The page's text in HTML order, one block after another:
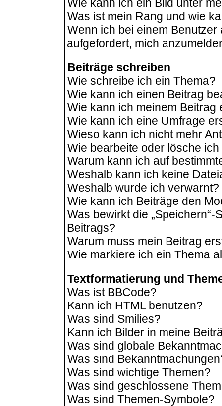
Wie kann ich ein Bild unter
Was ist mein Rang und wie
Wenn ich bei einem
aufgefordert, mich
Beiträge schreiben
Wie schreibe ich ein Thema?
Wie kann ich einen Beitrag
Wie kann ich meinem Beitrag
Wie kann ich eine Umfrage
Wieso kann ich nicht mehr
Wie bearbeite oder lösche
Warum kann ich auf
Weshalb kann ich keine
Weshalb wurde ich verwarnt?
Wie kann ich Beiträge den
Was bewirkt die
Beitrags?
Warum muss mein Beitrag
Wie markiere ich ein Thema
Textformatierung und
Was ist BBCode?
Kann ich HTML benutzen?
Was sind Smilies?
Kann ich Bilder in meine
Was sind globale
Was sind
Was sind wichtige Themen?
Was sind geschlossene
Was sind Themen-Symbole?